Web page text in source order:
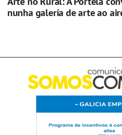
nunha galería de arte ao